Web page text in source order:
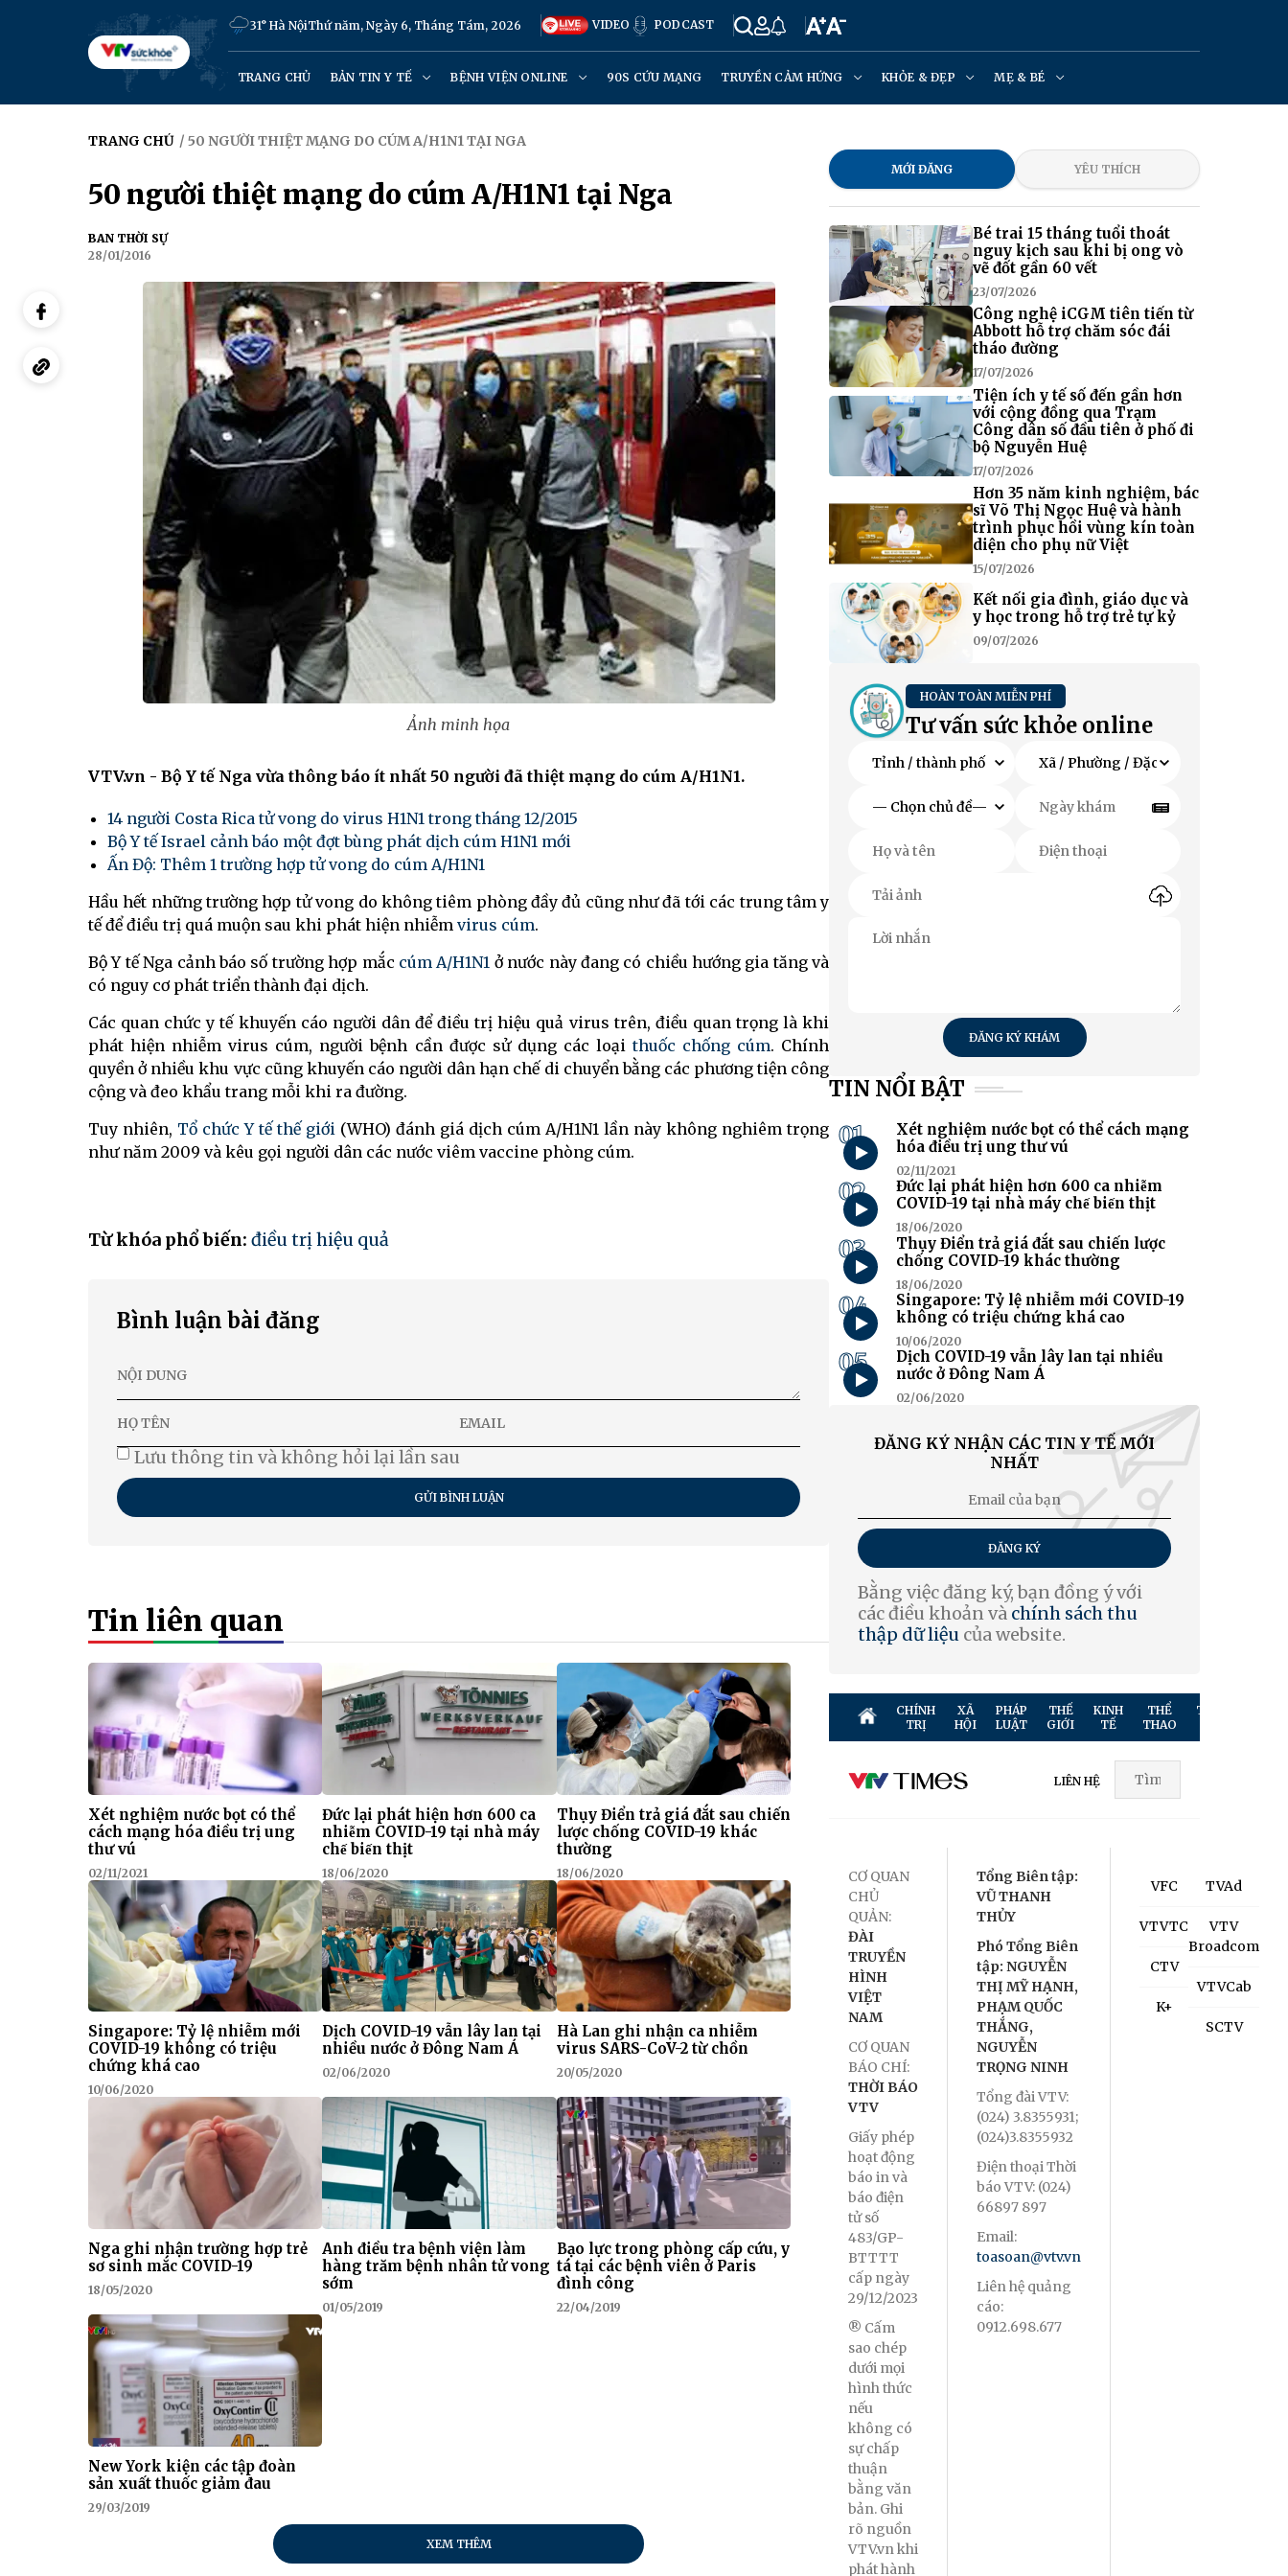
31° Hà NộiThứ năm, Ngày 6, Tháng Tám, 2026 VIDEO PODCAST
TRANG CHỦ BẢN TIN Y TẾ BỆNH VIỆN ONLINE 90S CỨU MẠNG TRUYỀN CẢM HỨNG KHỎE & ĐẸP MẸ & BÉ
TRANG CHỦ / 50 NGƯỜI THIỆT MẠNG DO CÚM A/H1N1 TẠI NGA
50 người thiệt mạng do cúm A/H1N1 tại Nga
BAN THỜI SỰ
28/01/2016
Ảnh minh họa
VTV.vn - Bộ Y tế Nga vừa thông báo ít nhất 50 người đã thiệt mạng do cúm A/H1N1.
14 người Costa Rica tử vong do virus H1N1 trong tháng 12/2015
Bộ Y tế Israel cảnh báo một đợt bùng phát dịch cúm H1N1 mới
Ấn Độ: Thêm 1 trường hợp tử vong do cúm A/H1N1
Hầu hết những trường hợp tử vong do không tiêm phòng đầy đủ cũng như đã tới các trung tâm y
tế để điều trị quá muộn sau khi phát hiện nhiễm virus cúm.
Bộ Y tế Nga cảnh báo số trường hợp mắc cúm A/H1N1 ở nước này đang có chiều hướng gia tăng và
có nguy cơ phát triển thành đại dịch.
Các quan chức y tế khuyến cáo người dân để điều trị hiệu quả virus trên, điều quan trọng là khi
phát hiện nhiễm virus cúm, người bệnh cần được sử dụng các loạithuốc chống cúm. Chính
quyền ở nhiều khu vực cũng khuyến cáo người dân hạn chế di chuyển bằng các phương tiện công
cộng và đeo khẩu trang mỗi khi ra đường.
Tuy nhiên, Tổ chức Y tế thế giới (WHO) đánh giá dịch cúm A/H1N1 lần này không nghiêm trọng
như năm 2009 và kêu gọi người dân các nước viêm vaccine phòng cúm.
Từ khóa phổ biến: điều trị hiệu quả
Bình luận bài đăng
Lưu thông tin và không hỏi lại lần sau
GỬI BÌNH LUẬN
Tin liên quan
Xét nghiệm nước bọt có thể
cách mạng hóa điều trị ung
thư vú
02/11/2021
Đức lại phát hiện hơn 600 ca
nhiễm COVID-19 tại nhà máy
chế biến thịt
18/06/2020
Thụy Điển trả giá đắt sau chiến
lược chống COVID-19 khác
thường
18/06/2020
Singapore: Tỷ lệ nhiễm mới
COVID-19 không có triệu
chứng khá cao
10/06/2020
Dịch COVID-19 vẫn lây lan tại
nhiều nước ở Đông Nam Á
02/06/2020
Hà Lan ghi nhận ca nhiễm
virus SARS-CoV-2 từ chồn
20/05/2020
Nga ghi nhận trường hợp trẻ
sơ sinh mắc COVID-19
18/05/2020
Anh điều tra bệnh viện làm
hàng trăm bệnh nhân tử vong
sớm
01/05/2019
Bạo lực trong phòng cấp cứu, y
tá tại các bệnh viên ở Paris
đình công
22/04/2019
New York kiện các tập đoàn
sản xuất thuốc giảm đau
29/03/2019
XEM THÊM
MỚI ĐĂNG YÊU THÍCH
Bé trai 15 tháng tuổi thoát
nguy kịch sau khi bị ong vò
vẽ đốt gần 60 vết
23/07/2026
Công nghệ iCGM tiên tiến từ
Abbott hỗ trợ chăm sóc đái
tháo đường
17/07/2026
Tiện ích y tế số đến gần hơn
với cộng đồng qua Trạm
Công dân số đầu tiên ở phố đi
bộ Nguyễn Huệ
17/07/2026
Hơn 35 năm kinh nghiệm, bác
sĩ Võ Thị Ngọc Huệ và hành
trình phục hồi vùng kín toàn
diện cho phụ nữ Việt
15/07/2026
Kết nối gia đình, giáo dục và
y học trong hỗ trợ trẻ tự kỷ
09/07/2026
HOÀN TOÀN MIỄN PHÍ
Tư vấn sức khỏe online
ĐĂNG KÝ KHÁM
TIN NỔI BẬT
01
Xét nghiệm nước bọt có thể cách mạng
hóa điều trị ung thư vú
02/11/2021
02
Đức lại phát hiện hơn 600 ca nhiễm
COVID-19 tại nhà máy chế biến thịt
18/06/2020
03
Thụy Điển trả giá đắt sau chiến lược
chống COVID-19 khác thường
18/06/2020
04
Singapore: Tỷ lệ nhiễm mới COVID-19
không có triệu chứng khá cao
10/06/2020
05
Dịch COVID-19 vẫn lây lan tại nhiều
nước ở Đông Nam Á
02/06/2020
ĐĂNG KÝ NHẬN CÁC TIN Y TẾ MỚI
NHẤT
ĐĂNG KÝ
Bằng việc đăng ký, bạn đồng ý với
các điều khoản và chính sách thu
thập dữ liệu của website.
CHÍNH
TRỊ
XÃ
HỘI
PHÁP
LUẬT
THẾ
GIỚI
KINH
TẾ
THỂ
THAO
TRUYỀN
LIÊN HỆ
CƠ QUAN
CHỦ
QUẢN:
ĐÀI
TRUYỀN
HÌNH
VIỆT
NAM
CƠ QUAN
BÁO CHÍ:
THỜI BÁO
VTV
Giấy phép
hoạt động
báo in và
báo điện
tử số
483/GP-
BTTTT
cấp ngày
29/12/2023
® Cấm
sao chép
dưới mọi
hình thức
nếu
không có
sự chấp
thuận
bằng văn
bản. Ghi
rõ nguồn
VTV.vn khi
phát hành
Tổng Biên tập:
VŨ THANH
THỦY
Phó Tổng Biên
tập: NGUYỄN
THỊ MỸ HẠNH,
PHẠM QUỐC
THẮNG,
NGUYỄN
TRỌNG NINH
Tổng đài VTV:
(024) 3.8355931;
(024)3.8355932
Điện thoại Thời
báo VTV: (024)
66897 897
Email:
toasoan@vtv.vn
Liên hệ quảng
cáo:
0912.698.677
VFC
VTVTC
CTV
K+
TVAd
VTV
Broadcom
VTVCab
SCTV